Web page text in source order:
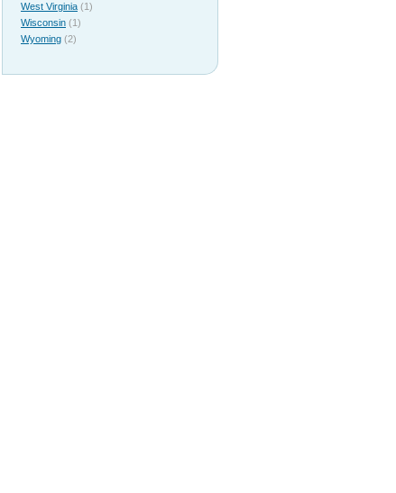
West Virginia (1)
Wisconsin (1)
Wyoming (2)